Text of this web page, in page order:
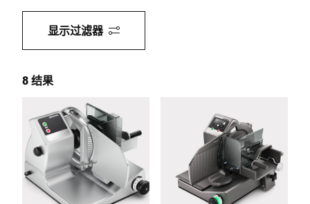
显示过滤器
8 结果